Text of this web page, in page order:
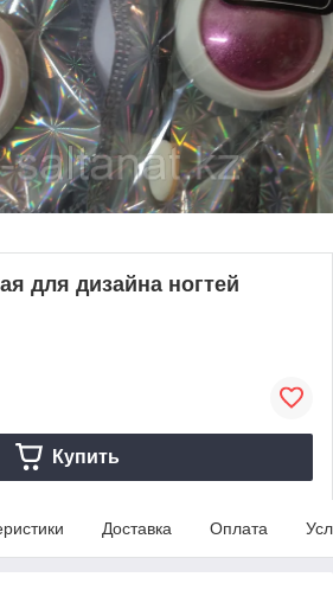
для дизайна ногтей
Купить
Доставка Оплата